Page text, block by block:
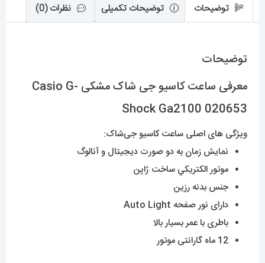
توضیحات توضیحات تکمیلی نظرات (0)
توضیحات
معرفی ساعت کاسیو جی شاک مشکی Casio G-
Shock Ga2100 020653
ویژگی های اصلی ساعتکاسیو جی‌شاک:
نمایش زمان به دو صورت دیجیتال و آنالوگ
موتور الکتريکي ساخت ژاپن
جنس بدنه رزین
دارای نور صفحه Auto Light
باطری با عمر بسیار بالا
12 ماه گارانتی موتور